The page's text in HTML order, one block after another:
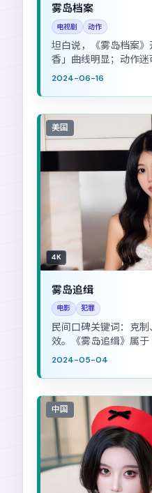
雾岛档案
电视剧 动作
坦白说，《雾岛档案
香」曲线明显；动作
后坐力。
2024-06-16
美国
4K
雾岛追缉
电影 犯罪
民间口碑关键词：克
效。《雾岛追缉》属
白」的那类犯罪作品。
2024-05-04
中国